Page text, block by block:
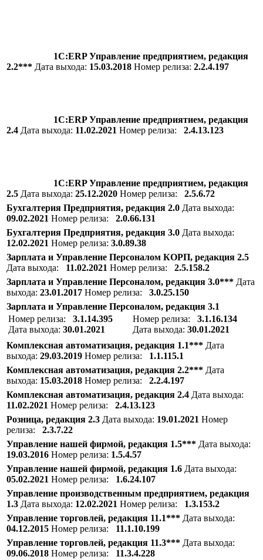
1С:ERP Управление предприятием, редакция
2.2*** Дата выхода: 15.03.2018 Номер релиза: 2.2.4.197
1С:ERP Управление предприятием, редакция
2.4 Дата выхода: 11.02.2021 Номер релиза: 2.4.13.123
1С:ERP Управление предприятием, редакция
2.5 Дата выхода: 25.12.2020 Номер релиза: 2.5.6.72
Бухгалтерия Предприятия, редакция 2.0 Дата выхода:
09.02.2021 Номер релиза: 2.0.66.131
Бухгалтерия Предприятия, редакция 3.0 Дата выхода:
12.02.2021 Номер релиза: 3.0.89.38
Зарплата и Управление Персоналом КОРП, редакция 2.5
Дата выхода: 11.02.2021 Номер релиза: 2.5.158.2
Зарплата и Управление Персоналом, редакция 3.0*** Дата
выхода: 23.01.2017 Номер релиза: 3.0.25.150
Зарплата и Управление Персоналом, редакция 3.1
Номер релиза: 3.1.14.395
Дата выхода: 30.01.2021
Номер релиза: 3.1.16.134
Дата выхода: 30.01.2021
Комплексная автоматизация, редакция 1.1*** Дата
выхода: 29.03.2019 Номер релиза: 1.1.115.1
Комплексная автоматизация, редакция 2.2*** Дата
выхода: 15.03.2018 Номер релиза: 2.2.4.197
Комплексная автоматизация, редакция 2.4 Дата выхода:
11.02.2021 Номер релиза: 2.4.13.123
Розница, редакция 2.3 Дата выхода: 19.01.2021 Номер
релиза: 2.3.7.22
Управление нашей фирмой, редакция 1.5*** Дата выхода:
19.03.2016 Номер релиза: 1.5.4.57
Управление нашей фирмой, редакция 1.6 Дата выхода:
05.02.2021 Номер релиза: 1.6.24.107
Управление производственным предприятием, редакция
1.3 Дата выхода: 12.02.2021 Номер релиза: 1.3.153.2
Управление торговлей, редакция 11.1*** Дата выхода:
04.12.2015 Номер релиза: 11.1.10.199
Управление торговлей, редакция 11.3*** Дата выхода:
09.06.2018 Номер релиза: 11.3.4.228